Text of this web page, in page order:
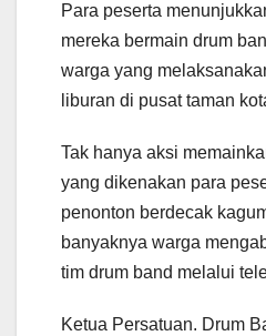
Para peserta
mereka bermain drum
warga yang
liburan di pusat taman
Tak hanya aksi
yang dikenakan para
penonton berdecak
banyaknya warga
tim drum band melalui
Ketua Persatuan. Drum